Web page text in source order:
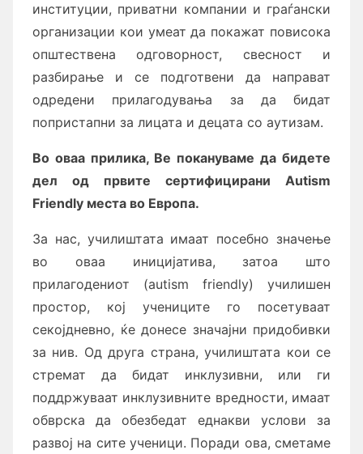
институции, приватни компании и граѓански
организации кои умеат да покажат повисока
општествена одговорност, свесност и
разбирање и се подготвени да направат
одредени прилагодувања за да бидат
попристапни за лицата и децата со аутизам.
Во оваа прилика, Ве покануваме да бидете
дел од првите сертифицирани Autism
Friendly места во Европа.
За нас, училиштата имаат посебно значење
во оваа иницијатива, затоа што
прилагодениот (autism friendly) училишен
простор, кој учениците го посетуваат
секојдневно, ќе донесе значајни придобивки
за нив. Од друга страна, училиштата кои се
стремат да бидат инклузивни, или ги
поддржуваат инклузивните вредности, имаат
обврска да обезбедат еднакви услови за
развој на сите ученици. Поради ова, сметаме